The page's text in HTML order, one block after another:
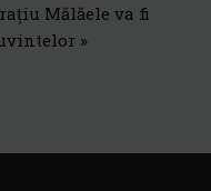
Mălăele va fi
»